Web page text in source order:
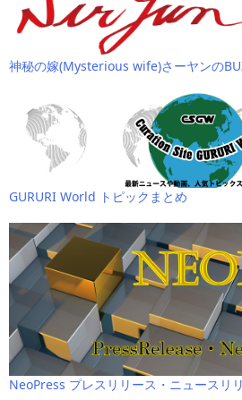
神秘の嫁(Mysterious wife)さーヤンの
GURURI World トピックまとめ
NeoPress プレスリリース・ニュースリ